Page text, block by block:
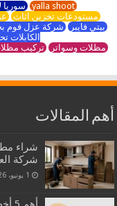
yalla shoot سوريا
مستودعات تخزين اثاث
بيتي فايبرشركة عزل فوم
الكابلات
مظلات وسواتر تركيب
أهم المقالات
شراء
شركة
1 يونيو، 2026